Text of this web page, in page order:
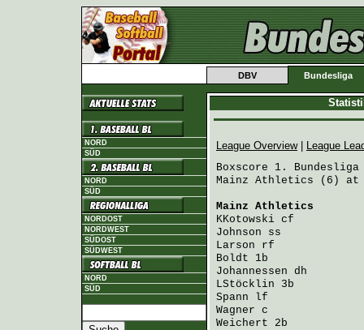
DBV Bundesliga
NORD
SÜD
NORD
SÜD
NORDOST
NORDWEST
SÜDOST
SÜDWEST
NORD
SÜD
League Overview|
League
Boxscore 1. Bundesliga
Mainz Athletics (6) at
Mainz Athletics
KKotowski cf
Johnson ss
Larson rf
Boldt 1b
Johannessen dh
LStöcklin 3b
Spann lf
Wagner c
Weichert 2b